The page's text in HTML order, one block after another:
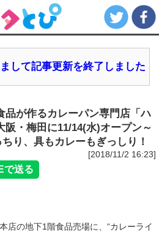
して記事更新を終了しました
品が作るカレーパン専門店「ハ
阪・梅田に11/14(水)オープン～
り、具もカレーもぎっしり！
[2018/11/2 16:23]
店の地下1階食品売場に、“カレーライ